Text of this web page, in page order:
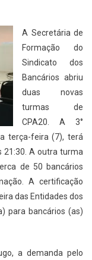
A Secretária de
Formação do
Sindicato dos
Bancários abriu
duas novas
turmas de
CPA20. A 3°
terça-feira (7), terá
21:30. A outra turma
de 50 bancários
A certificação
das Entidades dos
para bancários (as)
a demanda pelo